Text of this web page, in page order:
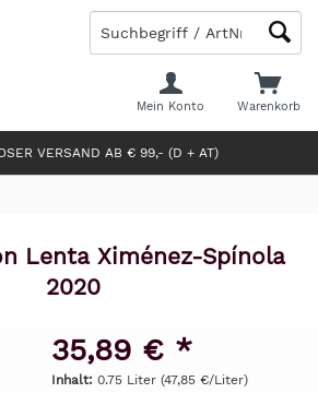
VERSAND AB € 99,- (D + AT)
Warenkorb
Mein Konto
Lenta Ximénez-Spínola
2020
35,89 € *
Inhalt: 0.75 Liter (47,85 €/Liter)